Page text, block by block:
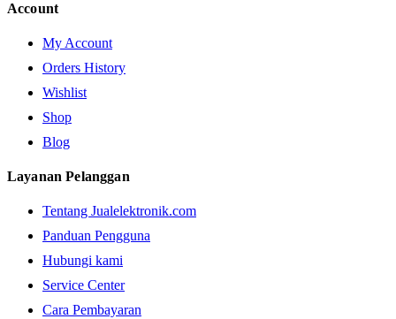
Account
My Account
Orders History
Wishlist
Shop
Blog
Layanan Pelanggan
Tentang Jualelektronik.com
Panduan Pengguna
Hubungi kami
Service Center
Cara Pembayaran